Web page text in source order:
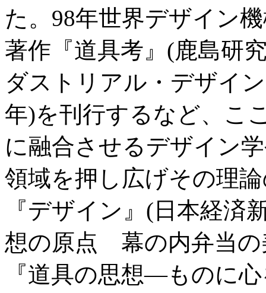
た。98年世界デザイン
著作『道具考』(鹿島研
ダストリアル・デザイ
年)を刊行するなど、こ
に融合させるデザイン
領域を押し広げその理
『デザイン』(日本経済
想の原点 幕の内弁当の
『道具の思想―ものに